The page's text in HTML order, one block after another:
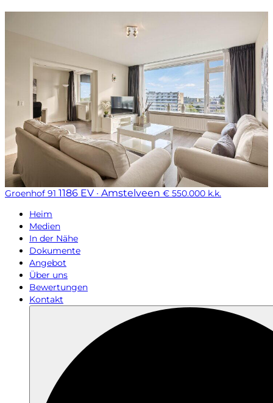
Groenhof 91 1186 EV · Amstelveen € 550.000 k.k.
Heim
Medien
In der Nähe
Dokumente
Angebot
Über uns
Bewertungen
Kontakt